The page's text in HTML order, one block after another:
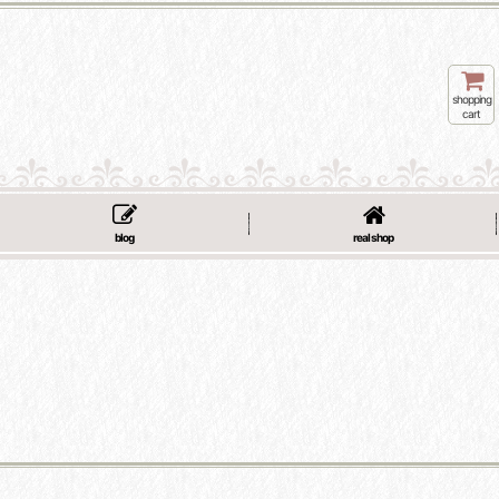
shopping
cart
blog real shop